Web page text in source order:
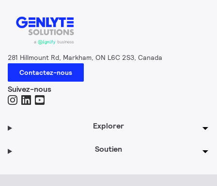
281 Hillmount Rd, Markham, ON L6C 2S3, Canada
Contactez-nous
Suivez-nous
Explorer
Soutien